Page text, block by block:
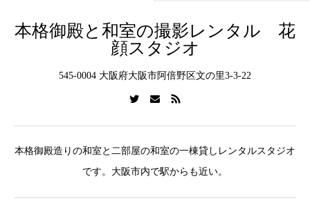
本格御殿と和室の撮影レンタル 花
顔スタジオ
545-0004 大阪府大阪市阿倍野区文の里3-3-22
本格御殿造りの和室と二部屋の和室の一棟貸しレンタルスタジオ
です。大阪市内で駅からも近い。